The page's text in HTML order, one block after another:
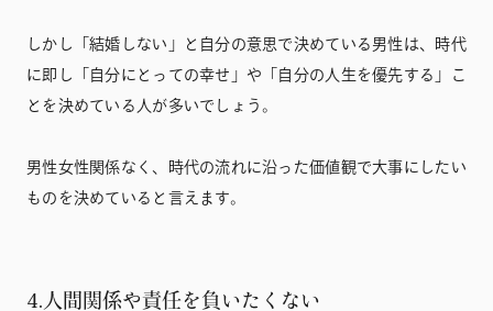
しかし「結婚しない」と自分の意思で決めている男性は、時代
に即し「自分にとっての幸せ」や「自分の人生を優先する」こ
とを決めている人が多いでしょう。
男性女性関係なく、時代の流れに沿った価値観で大事にしたい
ものを決めていると言えます。
4.人間関係や責任を負いたくない